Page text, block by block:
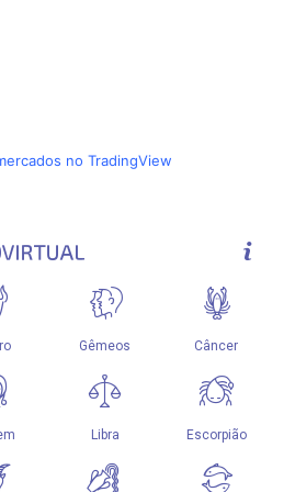
no TradingView